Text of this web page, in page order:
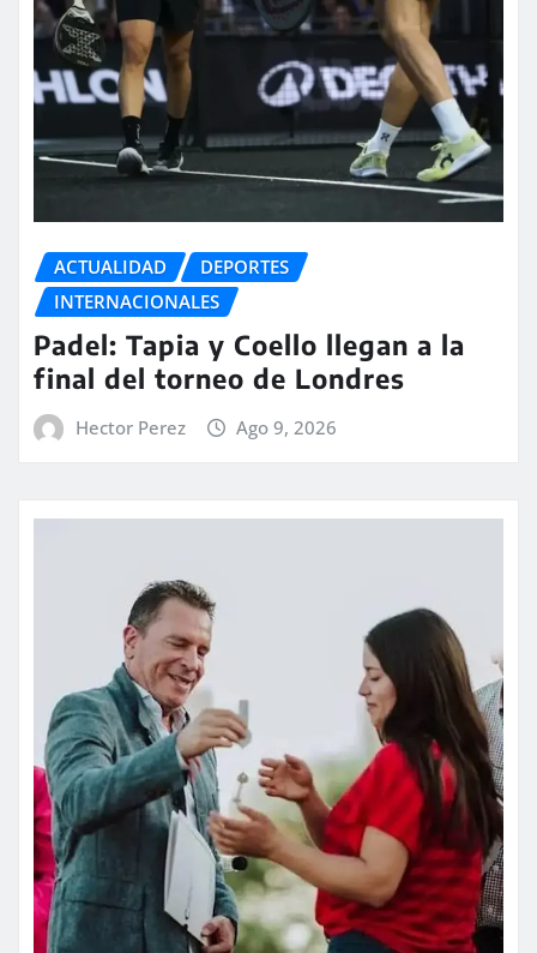
ACTUALIDAD
DEPORTES
INTERNACIONALES
Padel: Tapia y Coello llegan a la
final del torneo de Londres
Hector Perez Ago 9, 2026